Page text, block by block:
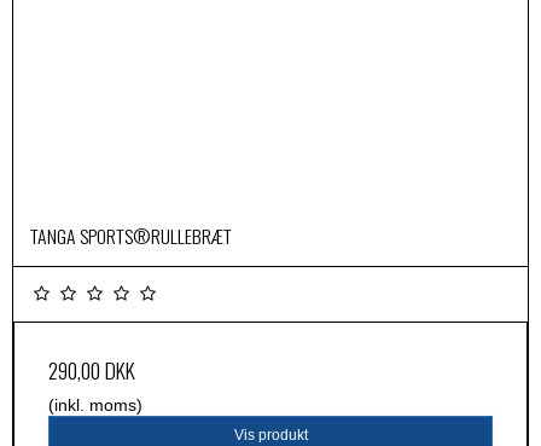
TANGA SPORTS®RULLEBRÆT
290,00 DKK
(inkl. moms)
Vis produkt